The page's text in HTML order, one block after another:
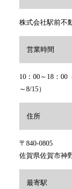
株式会社駅前不
営業時間
10：00～18：
～8/15）
住所
〒840-0805
佐賀県佐賀市神
最寄駅